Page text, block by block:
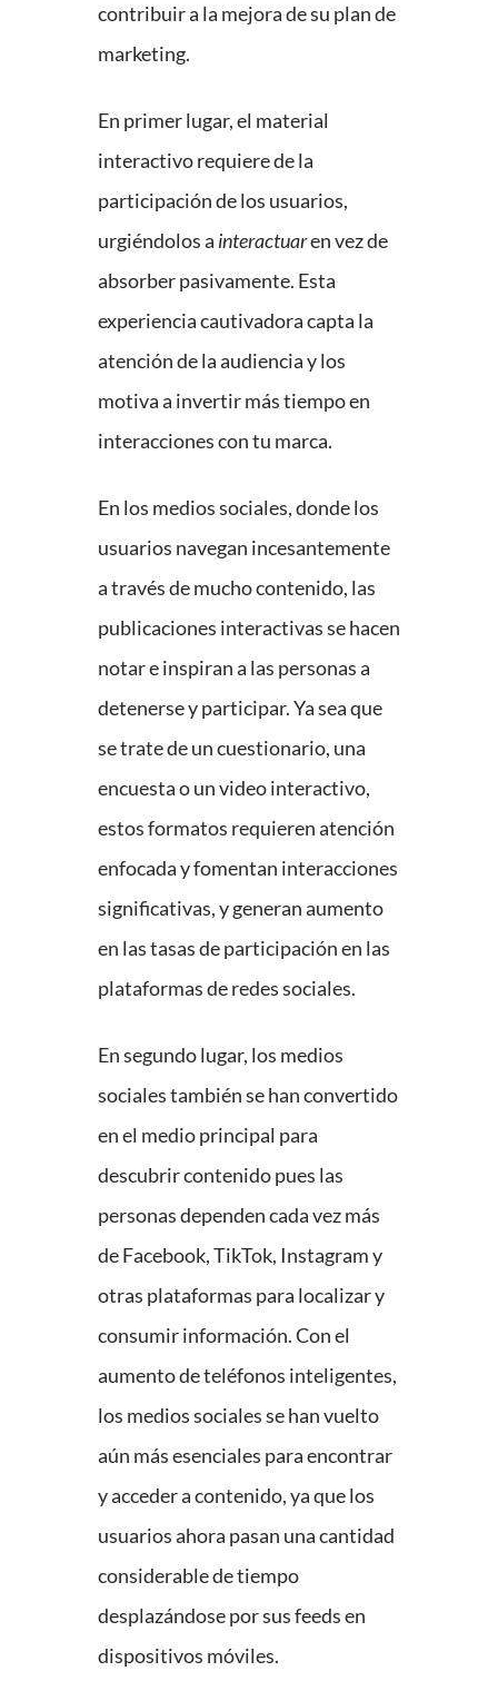
contribuir a la mejora de su plan de
marketing.
En primer lugar, el material
interactivo requiere de la
participación de los usuarios,
urgiéndolos a interactuaren vez de
absorber pasivamente. Esta
experiencia cautivadora capta la
atención de la audiencia y los
motiva a invertir más tiempo en
interacciones con tu marca.
En los medios sociales, donde los
usuarios navegan incesantemente
a través de mucho contenido, las
publicaciones interactivas se hacen
notar e inspiran a las personas a
detenerse y participar. Ya sea que
se trate de un cuestionario, una
encuesta o un video interactivo,
estos formatos requieren atención
enfocada y fomentan interacciones
significativas, y generan aumento
en las tasas de participación en las
plataformas de redes sociales.
En segundo lugar, los medios
sociales también se han convertido
en el medio principal para
descubrir contenido pues las
personas dependen cada vez más
de Facebook, TikTok, Instagram y
otras plataformas para localizar y
consumir información. Con el
aumento de teléfonos inteligentes,
los medios sociales se han vuelto
aún más esenciales para encontrar
y acceder a contenido, ya que los
usuarios ahora pasan una cantidad
considerable de tiempo
desplazándose por sus feeds en
dispositivos móviles.